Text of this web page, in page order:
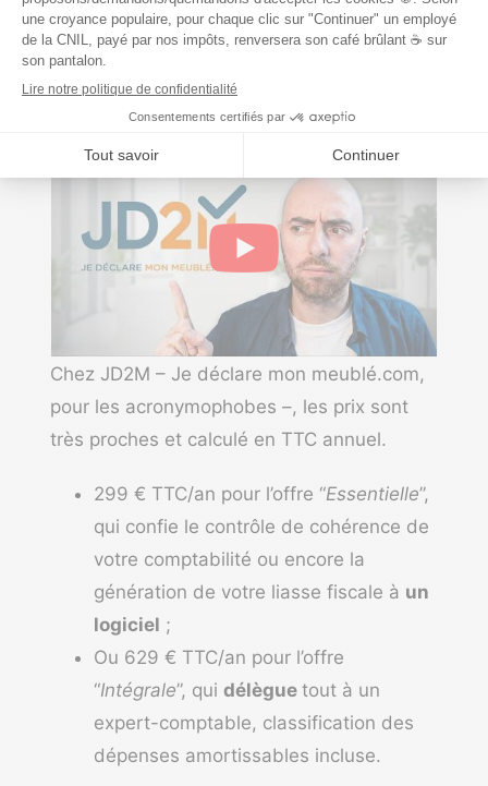
recommandons le plus
Les tarifs de JD2M
Chez JD2M – Je déclare mon meublé.com,
pour les acronymophobes –, les prix sont
très proches et calculé en TTC annuel.
299 € TTC/an pour l’offre “Essentielle”,
qui confie le contrôle de cohérence de
votre comptabilité ou encore la
génération de votre liasse fiscale à un
logiciel ;
Ou 629 € TTC/an pour l’offre
“Intégrale”, qui délègue tout à un
expert-comptable, classification des
dépenses amortissables incluse.